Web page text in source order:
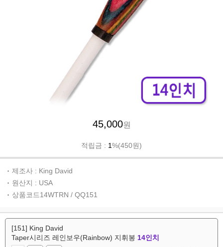
45,000원
적립금 : 1%(450원)
제조사 : King David
원산지 : USA
상품코드14WTRN / QQ151
[151] King David
Taper시리즈 레인보우(Rainbow) 지휘봉 14인치